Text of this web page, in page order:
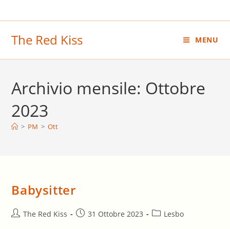
al
The Red Kiss MENU
Archivio mensile: Ottobre
2023
> PM > Ott
Babysitter
AutoreThe Red Kiss
Articolo31 Ottobre 2023
Categoria
Lesbo